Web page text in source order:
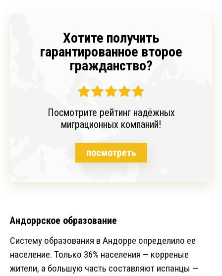
Хотите получить
гарантированное второе
гражданство?
Посмотрите рейтинг надёжных
миграционных компаний!
посмотреть
Андоррское образование
Систему образования в Андорре определило ее
население. Только 36% населения — корреные
жители, а большую часть составляют испанцы —